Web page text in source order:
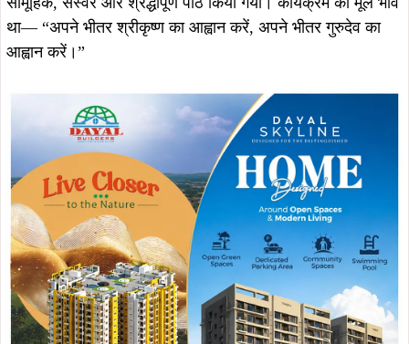
था— “अपने भीतर श्रीकृष्ण का आह्वान करें, अपने भीतर गुरुदेव का
आह्वान करें।”